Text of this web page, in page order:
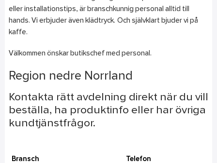
eller installationstips, är branschkunnig personal alltid till
hands. Vi erbjuder även klädtryck. Och självklart bjuder vi på
kaffe.
Välkommen önskar butikschef med personal.
Region nedre Norrland
Kontakta rätt avdelning direkt när du vill
beställa, ha produktinfo eller har övriga
kundtjänstfrågor.
Bransch Telefon